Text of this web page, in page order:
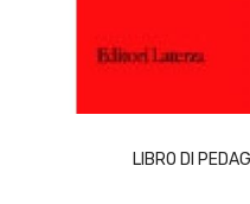
LIBRO DI